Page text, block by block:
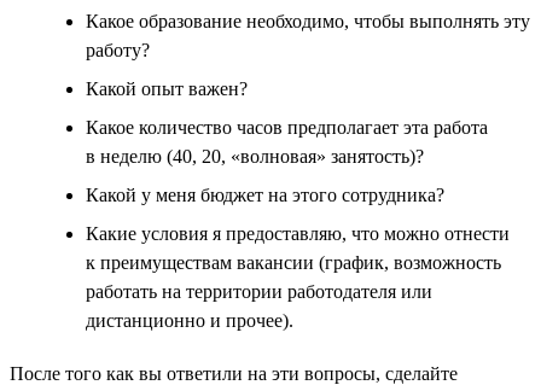
Какое образование необходимо, чтобы выполнять эту
работу?
Какой опыт важен?
Какое количество часов предполагает эта работа
в неделю (40, 20, «волновая» занятость)?
Какой у меня бюджет на этого сотрудника?
Какие условия я предоставляю, что можно отнести
к преимуществам вакансии (график, возможность
работать на территории работодателя или
дистанционно и прочее).
После того как вы ответили на эти вопросы, сделайте